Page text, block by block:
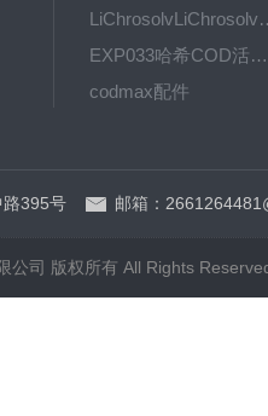
EXP033哈希COD活塞泵价格 EXP033
codmax配件
395号 邮箱：
公司 版权所有 All Rights